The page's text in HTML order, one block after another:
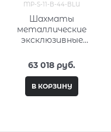
MP-S-11-B-44-BLU
Шахматы
металлические
эксклюзивные
Период MP-S-11-B-
44-BLU
63 018 руб.
В КОРЗИНУ